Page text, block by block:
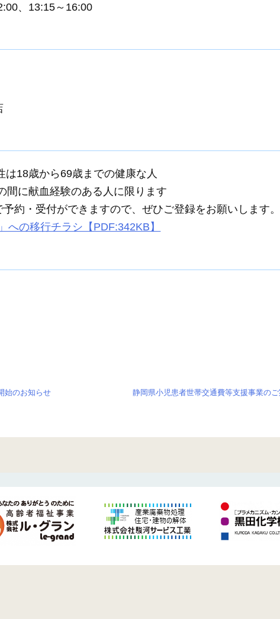
、13:15～16:00
18歳から69歳までの健康な人
に献血経験のある人に限ります
約・受付ができますので、ぜひご登録をお願いします。
への移行チラシ【PDF:342KB】
始のお知らせ 静岡県小児患者世帯交通費等支援事業の